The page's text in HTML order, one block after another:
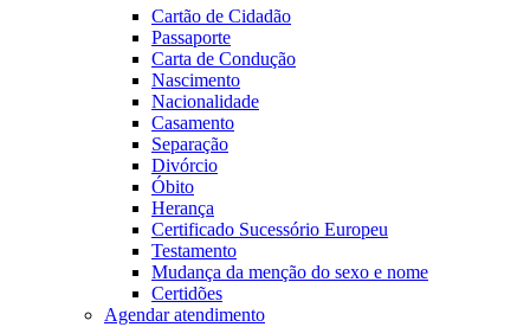
Cartão de Cidadão
Passaporte
Carta de Condução
Nascimento
Nacionalidade
Casamento
Separação
Divórcio
Óbito
Herança
Certificado Sucessório Europeu
Testamento
Mudança da menção do sexo e nome
Certidões
Agendar atendimento